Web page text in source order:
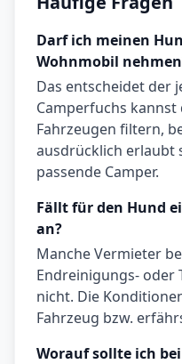
Darf ich meinen
Wohnmobil
Das entscheidet der
Camperfuchs kannst
Fahrzeugen filtern,
ausdrücklich
passende Camper.
Fällt für den Hund
an?
Manche Vermieter
Endreinigungs- oder
nicht. Die
Fahrzeug bzw.
Worauf sollte ich